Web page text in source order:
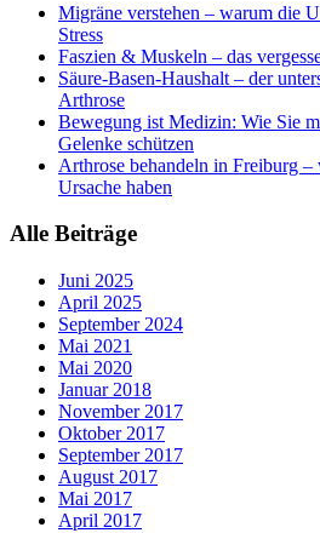
Migräne verstehen – warum die
Stress
Faszien & Muskeln – das
Säure-Basen-Haushalt – der
Arthrose
Bewegung ist Medizin: Wie Sie
Gelenke schützen
Arthrose behandeln in Freiburg
Ursache haben
Alle Beiträge
Juni 2025
April 2025
September 2024
Mai 2021
Mai 2020
Januar 2018
November 2017
Oktober 2017
September 2017
August 2017
Mai 2017
April 2017